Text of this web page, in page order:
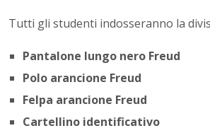
Tutti gli studenti indosseranno la
Pantalone lungo nero Freud
Polo arancione Freud
Felpa arancione Freud
Cartellino identificativo